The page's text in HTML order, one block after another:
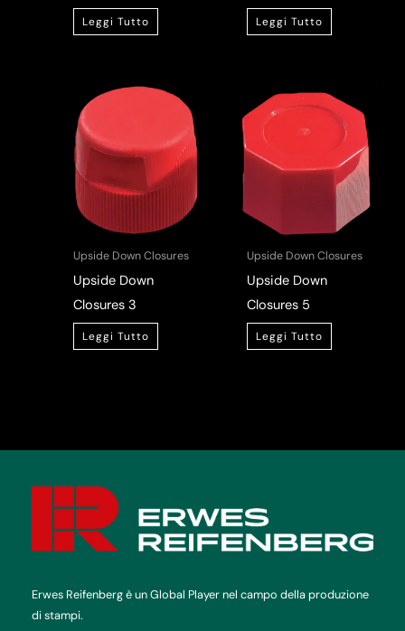
Leggi Tutto Leggi Tutto
Upside Down Closures
Upside Down
Closures 3
Leggi Tutto
Upside Down Closures
Upside Down
Closures 5
Leggi Tutto
Erwes Reifenberg è un Global Player nel campo della produzione
di stampi.